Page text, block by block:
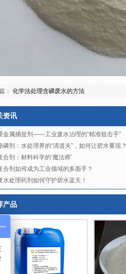
： 化学法处理含磷废水的方法
资讯
金属捕捉剂——工业废水治理的“精准狙击手”
磷剂：水处理界的“清道夫”，如何让碧水重现？
合剂：材料科学的‘魔法师’
合剂如何成为工业领域的多面手？
水处理药剂如何守护碧水蓝天！
产品